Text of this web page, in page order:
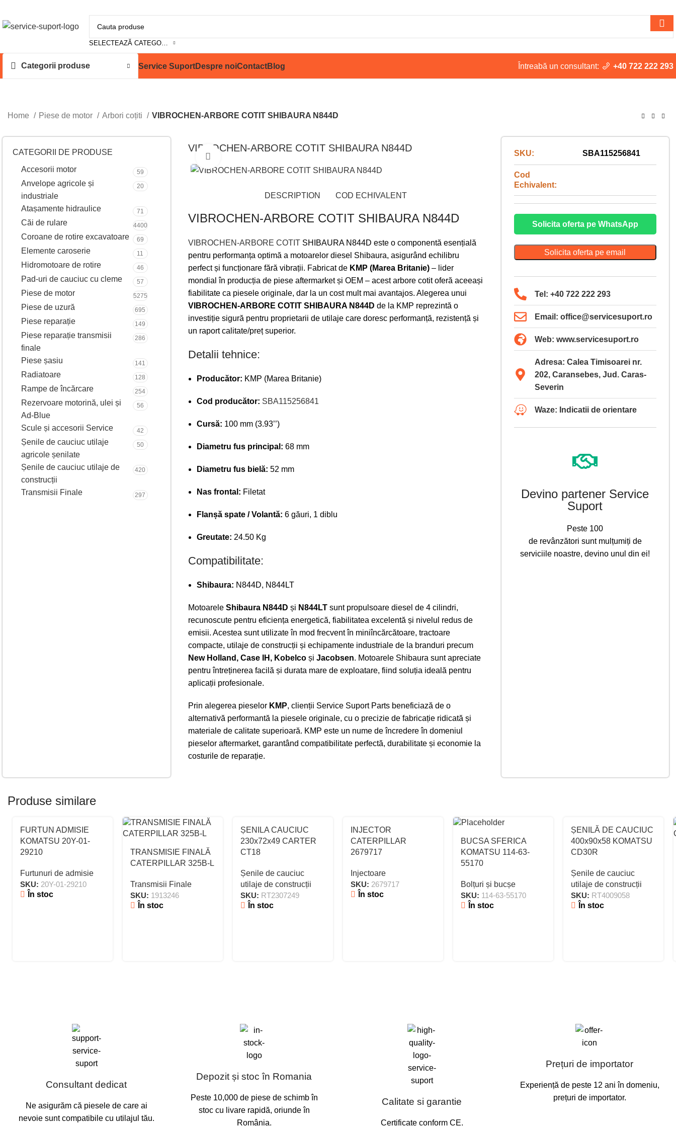
Categorii produse Service SuportDespre noiContactBlog Întreabă un consultant: +40 722 222 293
Home Piese de motor Arbori coțiti VIBROCHEN-ARBORE COTIT SHIBAURA N844D
CATEGORII DE PRODUSE
Accesorii motor
59
Anvelope agricole și
industriale
20
Atașamente hidraulice 71
Căi de rulare 4400
Coroane de rotire excavatoare 69
Elemente caroserie 11
Hidromotoare de rotire 46
Pad-uri de cauciuc cu cleme 57
Piese de motor 5275
Piese de uzură 695
Piese reparație 149
Piese reparație transmisii
finale
286
Piese șasiu 141
Radiatoare 128
Rampe de încărcare 254
Rezervoare motorină, ulei și
Ad-Blue
56
Scule și accesorii Service 42
Șenile de cauciuc utilaje
agricole șenilate
50
Șenile de cauciuc utilaje de
construcții
420
Transmisii Finale 297
VIBROCHEN-ARBORE COTIT SHIBAURA N844D
DESCRIPTION COD ECHIVALENT
VIBROCHEN-ARBORE COTIT SHIBAURA N844D
VIBROCHEN-ARBORE COTITSHIBAURA N844D este o componentă esențială
pentru performanța optimă a motoarelor diesel Shibaura, asigurând echilibru
perfect și funcționare fără vibrații. Fabricat de KMP (Marea Britanie)– lider
mondial în producția de piese aftermarket și OEM – acest arbore cotit oferă aceeași
fiabilitate ca piesele originale, dar la un cost mult mai avantajos. Alegerea unui
VIBROCHEN-ARBORE COTIT SHIBAURA N844D de la KMP reprezintă o
investiție sigură pentru proprietarii de utilaje care doresc performanță, rezistență și
un raport calitate/preț superior.
Detalii tehnice:
Producător: KMP (Marea Britanie)
Cod producător: SBA115256841
Cursă: 100 mm (3.93’’)
Diametru fus principal: 68 mm
Diametru fus bielă: 52 mm
Nas frontal: Filetat
Flanșă spate / Volantă: 6 găuri, 1 diblu
Greutate: 24.50 Kg
Compatibilitate:
Shibaura: N844D, N844LT
Motoarele Shibaura N844D și N844LTsunt propulsoare diesel de 4 cilindri,
recunoscute pentru eficiența energetică, fiabilitatea excelentă și nivelul redus de
emisii. Acestea sunt utilizate în mod frecvent în miniîncărcătoare, tractoare
compacte, utilaje de construcții și echipamente industriale de la branduri precum
New Holland, Case IH, Kobelcoși Jacobsen. Motoarele Shibaura sunt apreciate
pentru întreținerea facilă și durata mare de exploatare, fiind soluția ideală pentru
aplicații profesionale.
Prin alegerea pieselor KMP, clienții Service Suport Parts beneficiază de o
alternativă performantă la piesele originale, cu o precizie de fabricație ridicată și
materiale de calitate superioară. KMP este un nume de încredere în domeniul
pieselor aftermarket, garantând compatibilitate perfectă, durabilitate și economie la
costurile de reparație.
SKU: SBA115256841
Cod
Echivalent:
Solicita oferta pe WhatsApp
Solicita oferta pe email
Tel: +40 722 222 293
Email: office@servicesuport.ro
Web: www.servicesuport.ro
Adresa: Calea Timisoarei nr.
202, Caransebes, Jud. Caras-
Severin
Waze: Indicatii de orientare
Devino partener Service
Suport
Peste 100
de revânzători sunt mulțumiți de
serviciile noastre, devino unul din ei!
Produse similare
FURTUN ADMISIE
KOMATSU 20Y-01-
29210
Furtunuri de admisie
SKU: 20Y-01-29210
În stoc
TRANSMISIE FINALĂ
CATERPILLAR 325B-L
Transmisii Finale
SKU: 1913246
În stoc
ȘENILA CAUCIUC
230x72x49 CARTER
CT18
Șenile de cauciuc
utilaje de construcții
SKU: RT2307249
În stoc
INJECTOR
CATERPILLAR
2679717
Injectoare
SKU: 2679717
În stoc
BUCSA SFERICA
KOMATSU 114-63-
55170
Bolțuri și bucșe
SKU: 114-63-55170
În stoc
ȘENILĂ DE CAUCIUC
400x90x58 KOMATSU
CD30R
Șenile de cauciuc
utilaje de construcții
SKU: RT4009058
În stoc
Consultant dedicat
Ne asigurăm că piesele de care ai
nevoie sunt compatibile cu utilajul tău.
Depozit și stoc în Romania
Peste 10,000 de piese de schimb în
stoc cu livare rapidă, oriunde în
România.
Calitate si garantie
Certificate conform CE.
Prețuri de importator
Experiență de peste 12 ani în domeniu,
prețuri de importator.